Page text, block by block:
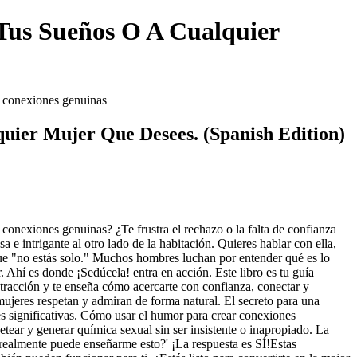
Sueños O A Cualquier
genuinas
Mujer Que Desees. (Spanish Edition)
genuinas? ¿Te frustra el rechazo o la falta de confianza
e intrigante al otro lado de la habitación. Quieres hablar con ella,
"no estás solo." Muchos hombres luchan por entender qué es lo
es donde ¡Sedúcela! entra en acción. Este libro es tu guía
y te enseña cómo acercarte con confianza, conectar y
respetan y admiran de forma natural. El secreto para una
significativas. Cómo usar el humor para crear conexiones
y generar química sexual sin ser insistente o inapropiado. La
puede enseñarme esto?' ¡La respuesta es SÍ!Estas